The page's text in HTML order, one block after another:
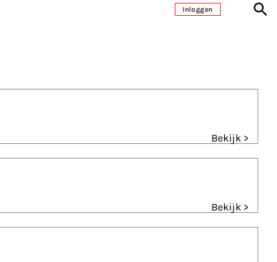
Inloggen
Bekijk >
Bekijk >